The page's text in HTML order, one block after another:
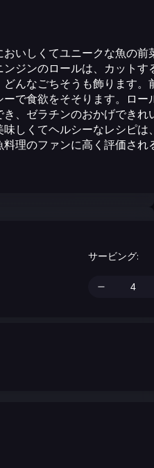
いしくてユニークな魚の前
ジンのロールは、カットす
んなごちそうも飾ります。
で食欲をそそります。ロー
、ゼラチンのおかげできれ
しくてヘルシーなレシピは
理のファンに高く評価され
サービング: